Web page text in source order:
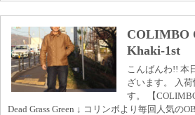
COLIMBO
Khaki-1st
こんばんわ!! 本
ざいます。 入
す。 【
Dead Grass Green ↓ コリンボより毎回人気の